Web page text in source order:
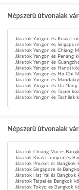
Népszerű útvonalak
Járatok Yangon és Kuala
Járatok Yangon és
Járatok Yangon és Chiang
Járatok Yangon és Penang
Járatok Yangon és
Járatok Yangon és Hanoi
Járatok Yangon és Ho Chi
Járatok Yangon és
Járatok Yangon és Da
Járatok Yangon és Taipei
Járatok Yangon és Tachilek
Népszerű útvonalak
Járatok Chiang Mai és
Járatok Kuala Lumpur és
Járatok Phuket és Bangkok
Járatok Singapore és
Járatok Hat Yai és Bangkok
Járatok Taipei és Bangkok
Járatok Tokyo és Bangkok